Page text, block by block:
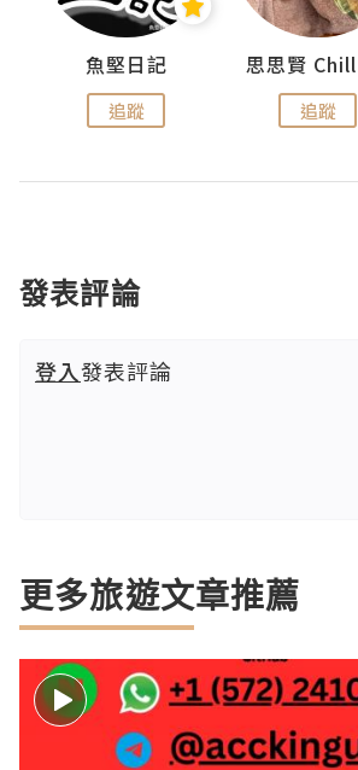
魚堅日記
追蹤 追蹤
發表評論
登入發表評論
更多旅遊文章推薦